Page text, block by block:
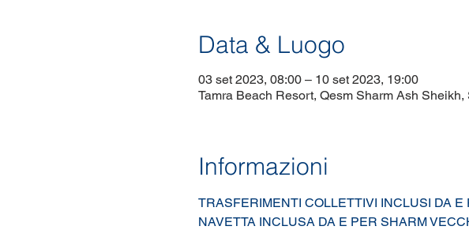
Data & Luogo
03 set 2023, 08:00 – 10 set 2023, 19:00
Tamra Beach Resort, Qesm Sharm Ash
Informazioni
TRASFERIMENTI COLLETTIVI INCLUSI DA E
NAVETTA INCLUSA DA E PER SHARM